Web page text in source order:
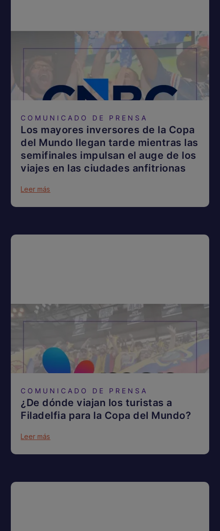
COMUNICADO DE PRENSA
Los mayores inversores de la Copa
del Mundo llegan tarde mientras las
semifinales impulsan el auge de los
viajes en las ciudades anfitrionas
Leer más
COMUNICADO DE PRENSA
¿De dónde viajan los turistas a
Filadelfia para la Copa del Mundo?
Leer más